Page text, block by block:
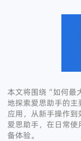
本文将围绕“如何最
地探索爱思助手的
应用，从新手操作
爱思助手，在日常
备体验。